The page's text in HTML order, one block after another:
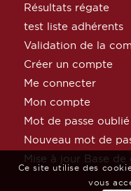
Résultats régate
test liste adhérents
Validation de la
Créer un compte
Me connecter
Mon compte
Mot de passe oublié
Nouveau mot de
Mise à jour Base de
Ce site utilise des
vous